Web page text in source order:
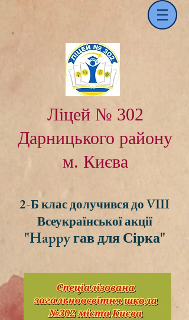
Ліцей № 302
Дарницького району
м. Києва
2-Б клас долучився до VIII
Всеукраїнської акції
"Happy гав для Сірка"